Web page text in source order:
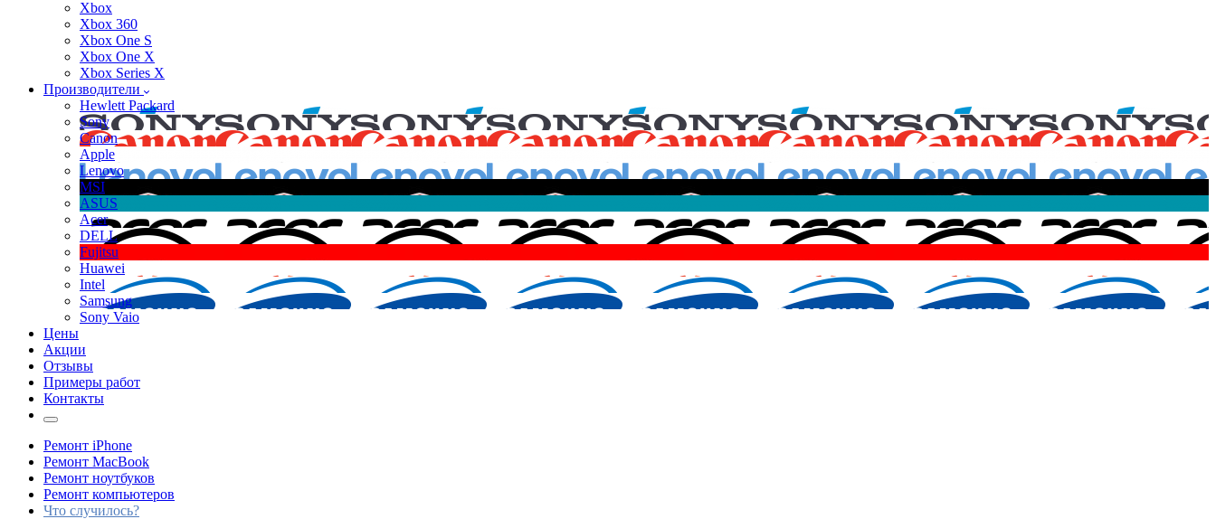
Xbox
Xbox 360
Xbox One S
Xbox One X
Xbox Series X
Производители
Hewlett Packard
Sony
Canon
Apple
Lenovo
MSI
ASUS
Acer
DELL
Fujitsu
Huawei
Intel
Samsung
Sony Vaio
Цены
Акции
Отзывы
Примеры работ
Контакты
Ремонт iPhone
Ремонт MacBook
Ремонт ноутбуков
Ремонт компьютеров
Что случилось?